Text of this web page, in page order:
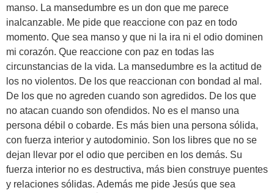
manso. La mansedumbre es un don que me parece
inalcanzable. Me pide que reaccione con paz en todo
momento. Que sea manso y que ni la ira ni el odio dominen
mi corazón. Que reaccione con paz en todas las
circunstancias de la vida. La mansedumbre es la actitud de
los no violentos. De los que reaccionan con bondad al mal.
De los que no agreden cuando son agredidos. De los que
no atacan cuando son ofendidos. No es el manso una
persona débil o cobarde. Es más bien una persona sólida,
con fuerza interior y autodominio. Son los libres que no se
dejan llevar por el odio que perciben en los demás. Su
fuerza interior no es destructiva, más bien construye puentes
y relaciones sólidas. Además me pide Jesús que sea